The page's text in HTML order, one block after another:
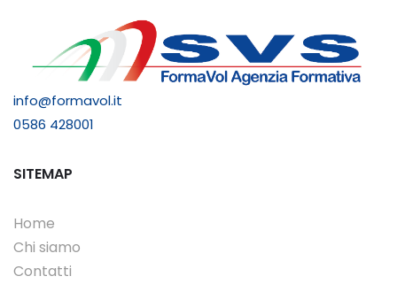
info@formavol.it
0586 428001
SITEMAP
Home
Chi siamo
Contatti